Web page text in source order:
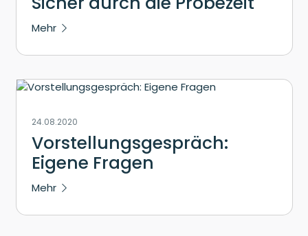
Mehr
24.08.2020
Vorstellungsgespräch:
Eigene Fragen
Mehr